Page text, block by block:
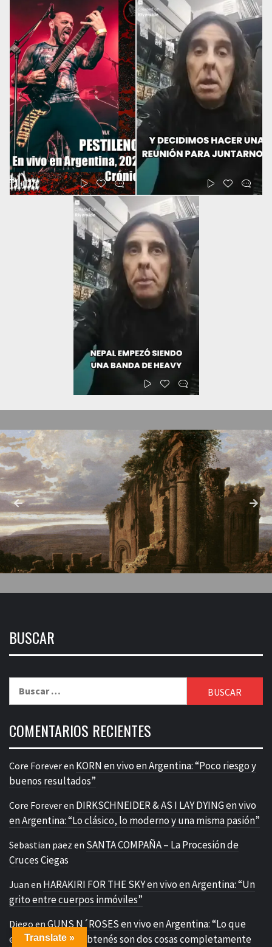
BUSCAR
COMENTARIOS RECIENTES
Core Foreveren KORN en vivo en Argentina: “Poco riesgo y
buenos resultados”
Core Foreveren DIRKSCHNEIDER & AS I LAY DYING en vivo
en Argentina: “Lo clásico, lo moderno y una misma pasión”
Sebastian paez en SANTA COMPAÑA – La Procesión de
Cruces Ciegas
Juan en HARAKIRI FOR THE SKY en vivo en Argentina: “Un
grito entre cuerpos inmóviles”
DiegoenGUNS N´ROSES en vivo en Argentina: “Lo que
esperás y lo que obtenés son dos cosas completamente
Translate »